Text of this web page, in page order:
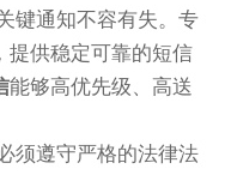
键通知不容有失。专
提供稳定可靠的短信
能够高优先级、高送
须遵守严格的法律法